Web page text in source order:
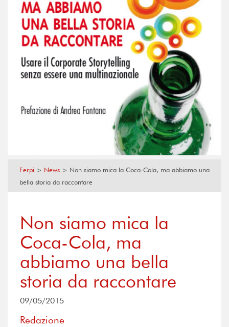
Ferpi > News > Non siamo mica la Coca-Cola, ma abbiamo una
bella storia da raccontare
Non siamo mica la
Coca-Cola, ma
abbiamo una bella
storia da raccontare
09/05/2015
Redazione